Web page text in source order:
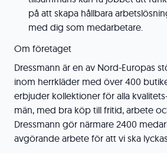
på att skapa hållbara
med dig som medarbetare.
Om företaget
Dressmann är en av Nord-Europas
inom herrkläder med över 400
erbjuder kollektioner för alla
män, med bra köp till fritid, arbete
Dressmann gör närmare 2400
avgörande arbete för att vi ska